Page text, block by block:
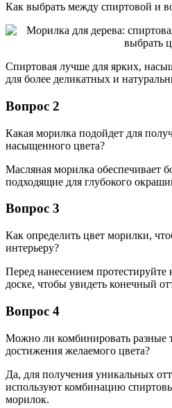
Как выбрать между спиртовой и
Спиртовая лучше для ярких,
для более деликатных и
Вопрос 2
Какая морилка подойдет для
насыщенного цвета?
Масляная морилка обеспечивает
подходящие для глубокого
Вопрос 3
Как определить цвет морилки,
интерьеру?
Перед нанесением
доске, чтобы увидеть конечный
Вопрос 4
Можно ли комбинировать разные
достижения желаемого цвета?
Да, для получения уникальных
используют комбинацию
морилок.